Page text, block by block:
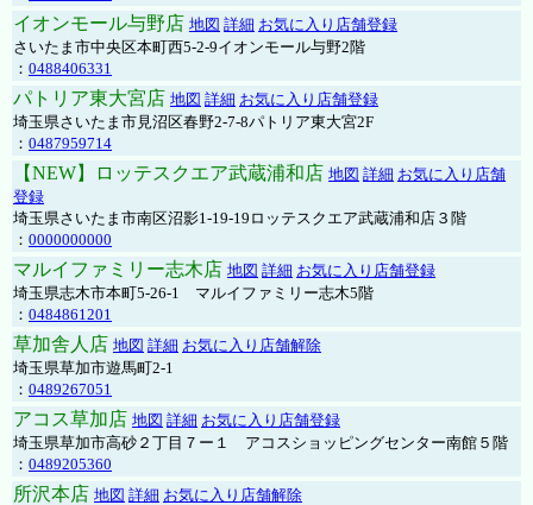
イオンモール与野店 地図 詳細 お気に入り店舗登録
さいたま市中央区本町西5-2-9イオンモール与野2階
： 0488406331
パトリア東大宮店 地図 詳細 お気に入り店舗登録
埼玉県さいたま市見沼区春野2-7-8パトリア東大宮2F
： 0487959714
【NEW】ロッテスクエア武蔵浦和店 地図 詳細 お気に入り店舗
登録
埼玉県さいたま市南区沼影1-19-19ロッテスクエア武蔵浦和店３階
： 0000000000
マルイファミリー志木店 地図 詳細 お気に入り店舗登録
埼玉県志木市本町5-26-1 マルイファミリー志木5階
： 0484861201
草加舎人店 地図 詳細 お気に入り店舗解除
埼玉県草加市遊馬町2-1
： 0489267051
アコス草加店 地図 詳細 お気に入り店舗登録
埼玉県草加市高砂２丁目７ー１ アコスショッピングセンター南館５階
： 0489205360
所沢本店 地図 詳細 お気に入り店舗解除